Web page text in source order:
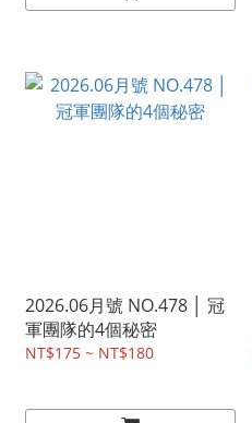
2026.06月號 NO.478 │ 冠
軍團隊的4個秘密
NT$175 ~ NT$180